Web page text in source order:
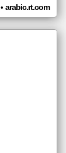
• arabic.rt.com